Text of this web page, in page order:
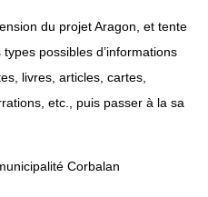
du projet Aragon, et tente
possibles d’informations
livres, articles, cartes,
etc., puis passer à la sa
Corbalan